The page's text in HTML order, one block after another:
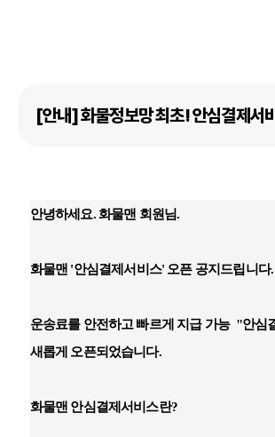
안녕하세요. 화물맨 회원님.
화물맨 '안심결제서비스' 오픈 공지드립니다.
운송료를 안전하고 빠르게 지급 가능 "안심
새롭게 오픈되었습니다.
화물맨 안심결제서비스란?